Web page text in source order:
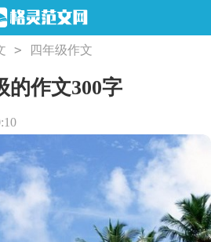
> 四年级作文
的作文300字